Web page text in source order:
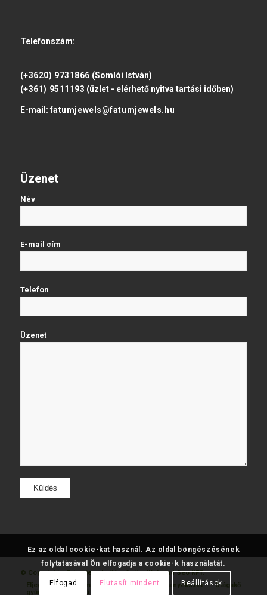
Telefonszám:
(+3620) 9731866 (Somlói István)
(+361) 9511193 (üzlet - elérhető nyitva tartási időben)
E-mail: fatumjewels@fatumjewels.hu
Üzenet
Név
E-mail cím
Telefon
Üzenet
© Copyright - FatumjewelsKészítette: Web and Seo KFT.
Eljegyzési
gyűrű
Gyémánt
gyűrű
Karikagyűrű Aranyékszer Drágakő
Ez az oldal cookie-kat használ. Az oldal böngészésének
folytatásával Ön elfogadja a cookie-k használatát.
Elfogad Elutasít mindent Beállítások